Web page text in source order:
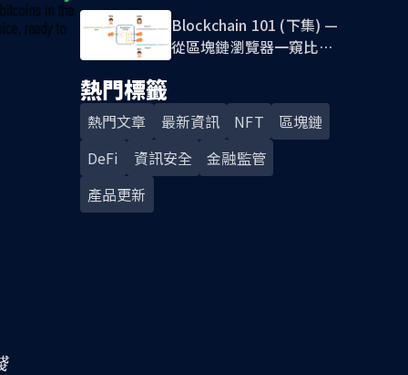
Blockchain 101 (下集) —
從區塊鏈瀏覽器一窺比特
熱門標籤
熱門文章 最新資訊 NFT
區塊鏈
DeFi
資訊安全
金融監管
產品更新